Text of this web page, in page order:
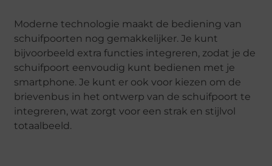
Moderne technologie maakt de bediening van
schuifpoorten nog gemakkelijker. Je kunt
bijvoorbeeld extra functies integreren, zodat je de
schuifpoort eenvoudig kunt bedienen met je
smartphone. Je kunt er ook voor kiezen om de
brievenbus in het ontwerp van de schuifpoort te
integreren, wat zorgt voor een strak en stijlvol
totaalbeeld.